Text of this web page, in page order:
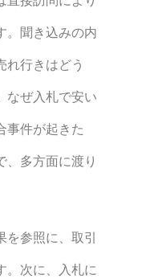
。聞き込みの内
れ行きはどう
なぜ入札で安い
事件が起きた
、多方面に渡り
を参照に、取引
。次に、入札に